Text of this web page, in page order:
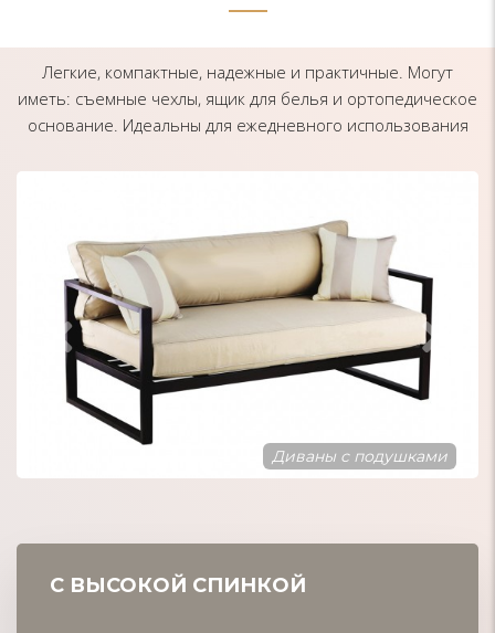
Легкие, компактные, надежные и практичные. Могут
иметь: съемные чехлы, ящик для белья и ортопедическое
основание. Идеальны для ежедневного использования
Диваны в стиле Лофт
С ВЫСОКОЙ СПИНКОЙ